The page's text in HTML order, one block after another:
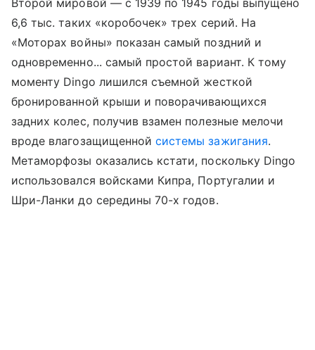
Второй мировой — c 1939 по 1945 годы выпущено
6,6 тыс. таких «коробочек» трех серий. На
«Моторах войны» показан самый поздний и
одновременно... самый простой вариант. К тому
моменту Dingo лишился съемной жесткой
бронированной крыши и поворачивающихся
задних колес, получив взамен полезные мелочи
вроде влагозащищеннойсистемы зажигания.
Метаморфозы оказались кстати, поскольку Dingo
использовался войсками Кипра, Португалии и
Шри-Ланки до середины 70-х годов.